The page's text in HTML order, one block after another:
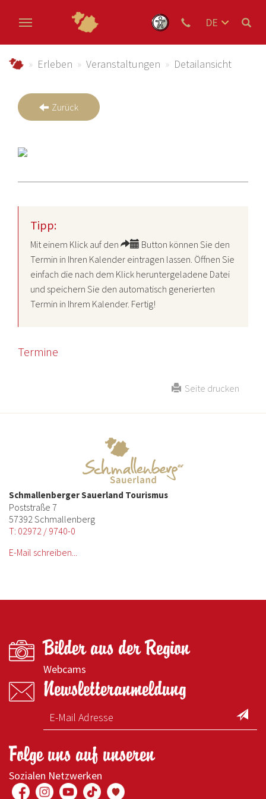
DE
schmallenberger-sauerland.de
Erleben Veranstaltungen Detailansicht
Zurück
Tipp:
Mit einem Klick auf den
Button können Sie den
Termin in Ihren Kalender eintragen lassen. Öffnen Sie
einfach die nach dem Klick heruntergeladene Datei
und speichern Sie den automatisch generierten
Termin in Ihrem Kalender. Fertig!
Termine
Seite drucken
Schmallenberger Sauerland Tourismus
Poststraße 7
57392 Schmallenberg
T: 02972 / 9740-0
E-Mail schreiben...
Bilder aus der Region
Webcams
Newsletteranmeldung
Folge uns auf unseren
Sozialen Netzwerken